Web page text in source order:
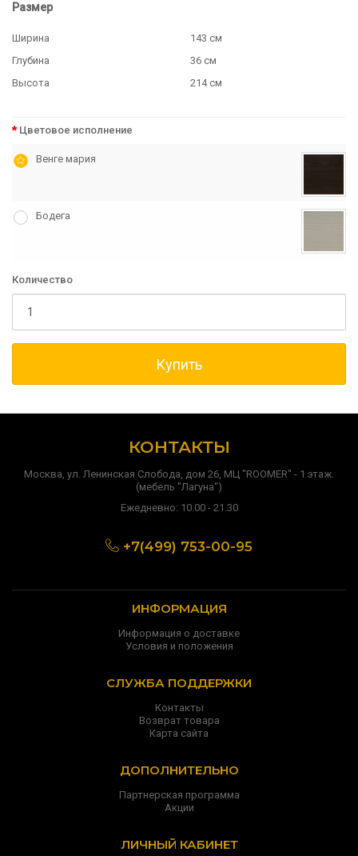
Размер
Ширина
143 см
Глубина
36 см
Высота
214 см
Цветовое исполнение
Венге мария
Бодега
Количество
Купить
КОНТАКТЫ
Москва, ул. Ленинская Слобода, дом 26, МЦ "ROOMER" - 1 этаж.
(мебель "Лагуна")
Ежедневно: 10.00 - 21.30
+7(499) 753-00-95
ИНФОРМАЦИЯ
Информация о доставке
Условия и положения
СЛУЖБА ПОДДЕРЖКИ
Контакты
Возврат товара
Карта сайта
ДОПОЛНИТЕЛЬНО
Партнерская программа
Акции
ЛИЧНЫЙ КАБИНЕТ